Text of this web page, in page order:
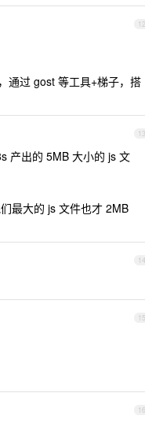
12
通过 gost 等工具+梯子，搭
13
产出的 5MB 大小的 js 文
最大的 js 文件也才 2MB
14
15
16